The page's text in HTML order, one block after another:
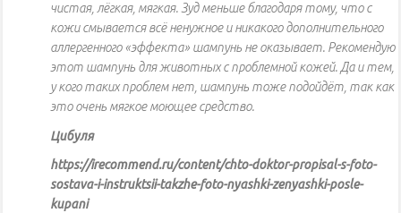
чистая, лёгкая, мягкая. Зуд меньше благодаря тому, что с
кожи смывается всё ненужное и никакого дополнительного
аллергенного «эффекта» шампунь не оказывает. Рекомендую
этот шампунь для животных с проблемной кожей. Да и тем,
у кого таких проблем нет, шампунь тоже подойдёт, так как
это очень мягкое моющее средство.
Цибуля
https://irecommend.ru/content/chto-doktor-propisal-s-foto-
sostava-i-instruktsii-takzhe-foto-nyashki-zenyashki-posle-
kupani